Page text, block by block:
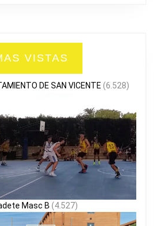
VISTAS
DE SAN VICENTE (6.528)
Masc B (4.527)